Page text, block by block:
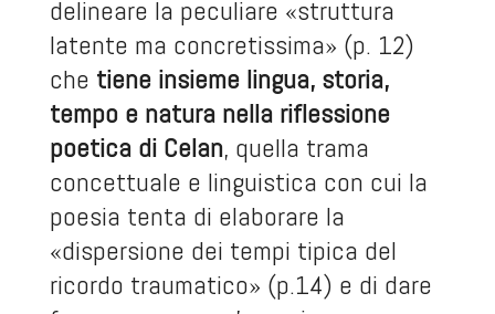
delineare la peculiare «struttura
latente ma concretissima» (p. 12)
che tiene insieme lingua, storia,
tempo e natura nella riflessione
poetica di Celan, quella trama
concettuale e linguistica con cui la
poesia tenta di elaborare la
«dispersione dei tempi tipica del
ricordo traumatico» (p.14) e di dare